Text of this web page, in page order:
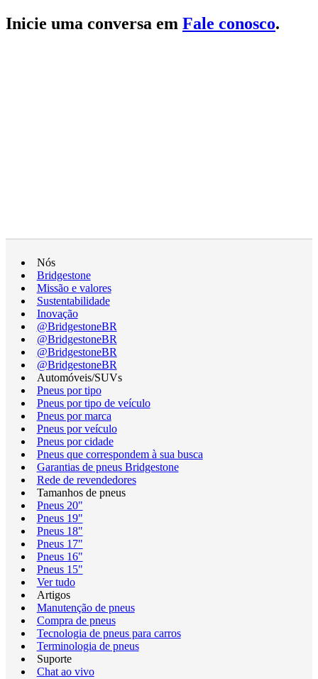
Inicie uma conversa em Fale conosco.
Nós
Bridgestone
Missão e valores
Sustentabilidade
Inovação
@BridgestoneBR
@BridgestoneBR
@BridgestoneBR
@BridgestoneBR
Automóveis/SUVs
Pneus por tipo
Pneus por tipo de veículo
Pneus por marca
Pneus por veículo
Pneus por cidade
Pneus que correspondem à sua busca
Garantias de pneus Bridgestone
Rede de revendedores
Tamanhos de pneus
Pneus 20"
Pneus 19"
Pneus 18"
Pneus 17"
Pneus 16"
Pneus 15"
Ver tudo
Artigos
Manutenção de pneus
Compra de pneus
Tecnologia de pneus para carros
Terminologia de pneus
Suporte
Chat ao vivo